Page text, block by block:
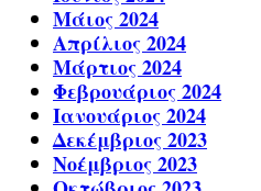
Μάιος 2024
Απρίλιος 2024
Μάρτιος 2024
Φεβρουάριος 2024
Ιανουάριος 2024
Δεκέμβριος 2023
Νοέμβριος 2023